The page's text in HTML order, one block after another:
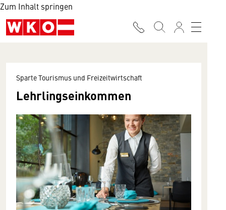
Zum Inhalt springen
Sparte Tourismus und Freizeitwirtschaft
Lehrlingseinkommen